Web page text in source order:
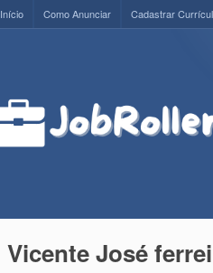
Início Como Anunciar Cadastrar
Vicente José